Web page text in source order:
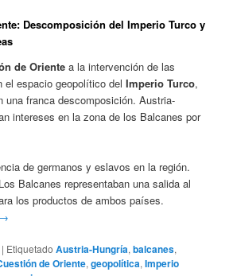
Descomposición del Imperio Turco y
de Oriente a la intervención de las
el espacio geopolítico delImperio Turco,
una franca descomposición. Austria-
intereses en la zona de los Balcanes por
de germanos y eslavos en la región.
Balcanes representaban una salida al
los productos de ambos países.
→
| Etiquetado Austria-Hungría,balcanes,
de Oriente,geopolítica,Imperio